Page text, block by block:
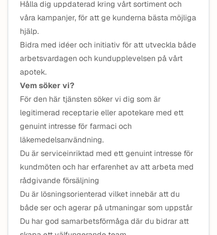
Hålla dig uppdaterad kring vårt sortiment och
våra kampanjer, för att ge kunderna bästa möjliga
hjälp.
Bidra med idéer och initiativ för att utveckla både
arbetsvardagen och kundupplevelsen på vårt
apotek.
Vem söker vi?
För den här tjänsten söker vi dig som är
legitimerad receptarie eller apotekare med ett
genuint intresse för farmaci och
läkemedelsanvändning.
Du är serviceinriktad med ett genuint intresse för
kundmöten och har erfarenhet av att arbeta med
rådgivande försäljning
Du är lösningsorienterad vilket innebär att du
både ser och agerar på utmaningar som uppstår
Du har god samarbetsförmåga där du bidrar att